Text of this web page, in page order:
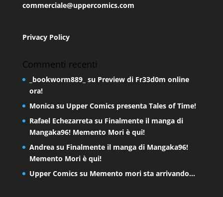
commerciale@uppercomics.com
Privacy Policy
Commenti recenti
_bookworm889_ su Preview di Fr33d0m online
ora!
Monicasu Upper Comics presenta Tales of Time!
Rafael Echezarretasu Finalmente il manga di
Mangaka96! Memento Mori è qui!
Andreasu Finalmente il manga di Mangaka96!
Memento Mori è qui!
Upper Comicssu Memento mori sta arrivando…